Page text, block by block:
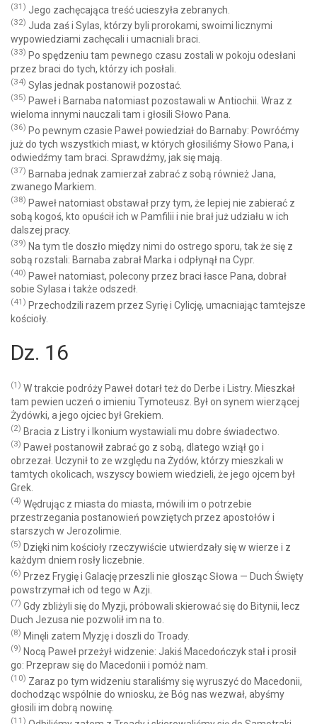
(31) Jego zachęcająca treść ucieszyła zebranych.
(32) Juda zaś i Sylas, którzy byli prorokami, swoimi licznymi
wypowiedziami zachęcali i umacniali braci.
(33) Po spędzeniu tam pewnego czasu zostali w pokoju odesłani
przez braci do tych, którzy ich posłali.
(34) Sylas jednak postanowił pozostać.
(35) Paweł i Barnaba natomiast pozostawali w Antiochii. Wraz z
wieloma innymi nauczali tam i głosili Słowo Pana.
(36) Po pewnym czasie Paweł powiedział do Barnaby: Powróćmy
już do tych wszystkich miast, w których głosiliśmy Słowo Pana, i
odwiedźmy tam braci. Sprawdźmy, jak się mają.
(37) Barnaba jednak zamierzał zabrać z sobą również Jana,
zwanego Markiem.
(38) Paweł natomiast obstawał przy tym, że lepiej nie zabierać z
sobą kogoś, kto opuścił ich w Pamfilii i nie brał już udziału w ich
dalszej pracy.
(39) Na tym tle doszło między nimi do ostrego sporu, tak że się z
sobą rozstali: Barnaba zabrał Marka i odpłynął na Cypr.
(40) Paweł natomiast, polecony przez braci łasce Pana, dobrał
sobie Sylasa i także odszedł.
(41) Przechodzili razem przez Syrię i Cylicję, umacniając tamtejsze
kościoły.
Dz. 16
(1) W trakcie podróży Paweł dotarł też do Derbe i Listry. Mieszkał
tam pewien uczeń o imieniu Tymoteusz. Był on synem wierzącej
Żydówki, a jego ojciec był Grekiem.
(2) Bracia z Listry i Ikonium wystawiali mu dobre świadectwo.
(3) Paweł postanowił zabrać go z sobą, dlatego wziął go i
obrzezał. Uczynił to ze względu na Żydów, którzy mieszkali w
tamtych okolicach, wszyscy bowiem wiedzieli, że jego ojcem był
Grek.
(4) Wędrując z miasta do miasta, mówili im o potrzebie
przestrzegania postanowień powziętych przez apostołów i
starszych w Jerozolimie.
(5) Dzięki nim kościoły rzeczywiście utwierdzały się w wierze i z
każdym dniem rosły liczebnie.
(6) Przez Frygię i Galację przeszli nie głosząc Słowa — Duch Święty
powstrzymał ich od tego w Azji.
(7) Gdy zbliżyli się do Myzji, próbowali skierować się do Bitynii, lecz
Duch Jezusa nie pozwolił im na to.
(8) Minęli zatem Myzję i doszli do Troady.
(9) Nocą Paweł przeżył widzenie: Jakiś Macedończyk stał i prosił
go: Przepraw się do Macedonii i pomóż nam.
(10) Zaraz po tym widzeniu staraliśmy się wyruszyć do Macedonii,
dochodząc wspólnie do wniosku, że Bóg nas wezwał, abyśmy
głosili im dobrą nowinę.
(11)